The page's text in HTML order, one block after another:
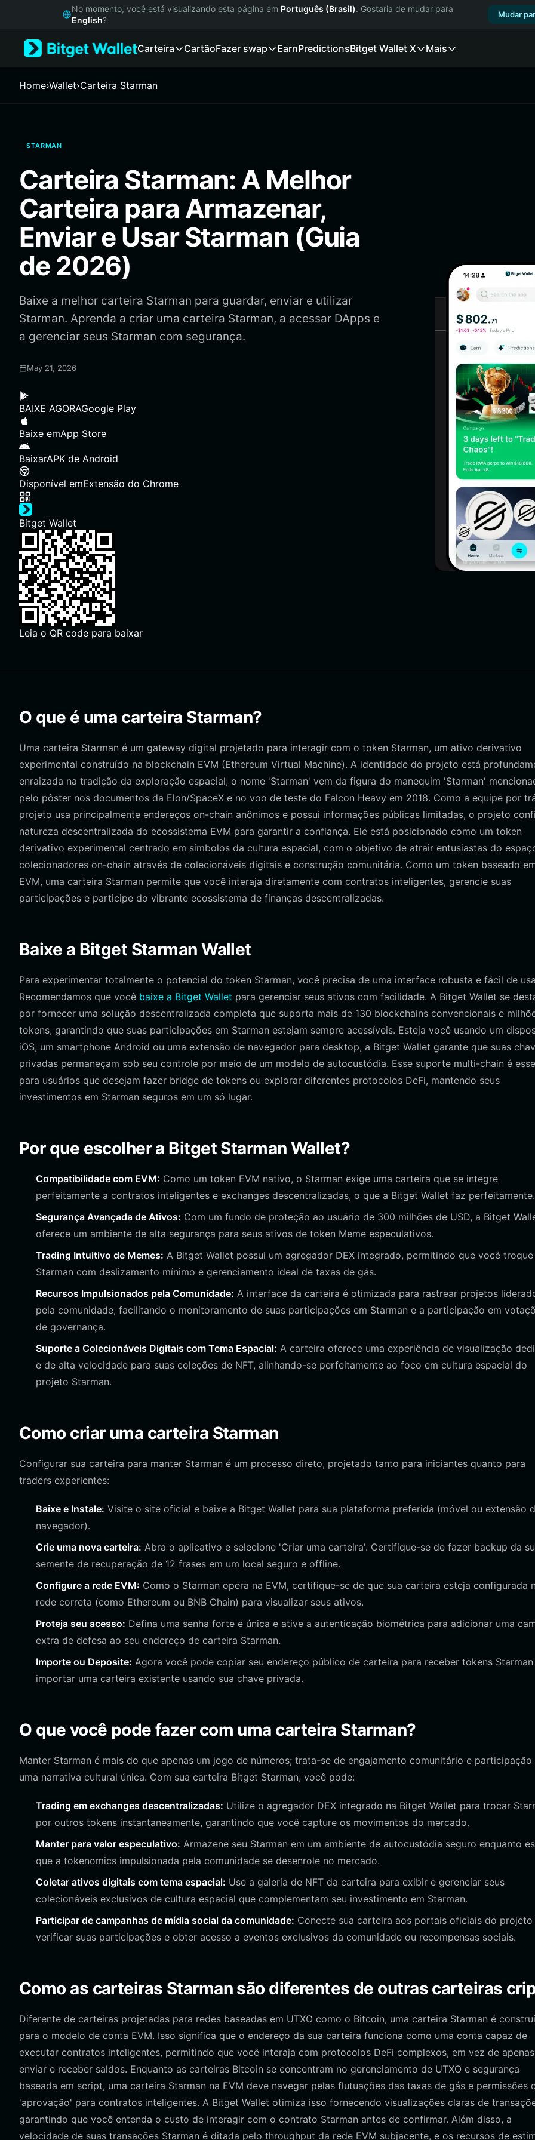
Русский
Italiano
繁體中文
Bahasa Indonesia
ภาษาไทย
Español
Português (Brasil)
Español (Argentina)
No momento, você está visualizando esta página em Português (Brasil). Gostaria de mudar para
English?
Mudar
Carteira CartãoFazer swap EarnPredictionsBitget Wallet X Mais
Home›Wallet›Carteira Starman
STARMAN
Carteira Starman: A Melhor
Carteira para Armazenar,
Enviar e Usar Starman (Guia
de 2026)
Baixe a melhor carteira Starman para guardar, enviar e utilizar
Starman. Aprenda a criar uma carteira Starman, a acessar DApps e
a gerenciar seus Starman com segurança.
May 21, 2026
BAIXE AGORAGoogle Play
Baixe emApp Store
BaixarAPK de Android
Disponível emExtensão do Chrome
Bitget Wallet
Leia o QR code para baixar
O que é uma carteira Starman?
Uma carteira Starman é um gateway digital projetado para interagir com o token Starman, um ativo derivativo
experimental construído na blockchain EVM (Ethereum Virtual Machine). A identidade do projeto está
enraizada na tradição da exploração espacial; o nome 'Starman' vem da figura do manequim 'Starman'
pelo pôster nos documentos da Elon/SpaceX e no voo de teste do Falcon Heavy em 2018. Como a equipe por
projeto usa principalmente endereços on-chain anônimos e possui informações públicas limitadas, o projeto
natureza descentralizada do ecossistema EVM para garantir a confiança. Ele está posicionado como um token
derivativo experimental centrado em símbolos da cultura espacial, com o objetivo de atrair entusiastas do
colecionadores on-chain através de colecionáveis digitais e construção comunitária. Como um token baseado
EVM, uma carteira Starman permite que você interaja diretamente com contratos inteligentes, gerencie suas
participações e participe do vibrante ecossistema de finanças descentralizadas.
Baixe a Bitget Starman Wallet
Para experimentar totalmente o potencial do token Starman, você precisa de uma interface robusta e fácil de
Recomendamos que você baixe a Bitget Wallet para gerenciar seus ativos com facilidade. A Bitget Wallet se
por fornecer uma solução descentralizada completa que suporta mais de 130 blockchains convencionais e
tokens, garantindo que suas participações em Starman estejam sempre acessíveis. Esteja você usando um
iOS, um smartphone Android ou uma extensão de navegador para desktop, a Bitget Wallet garante que suas
privadas permaneçam sob seu controle por meio de um modelo de autocustódia. Esse suporte multi-chain é
para usuários que desejam fazer bridge de tokens ou explorar diferentes protocolos DeFi, mantendo seus
investimentos em Starman seguros em um só lugar.
Por que escolher a Bitget Starman Wallet?
Compatibilidade com EVM: Como um token EVM nativo, o Starman exige uma carteira que se integre
perfeitamente a contratos inteligentes e exchanges descentralizadas, o que a Bitget Wallet faz perfeitamente.
Segurança Avançada de Ativos: Com um fundo de proteção ao usuário de 300 milhões de USD, a Bitget
oferece um ambiente de alta segurança para seus ativos de token Meme especulativos.
Trading Intuitivo de Memes: A Bitget Wallet possui um agregador DEX integrado, permitindo que você troque
Starman com deslizamento mínimo e gerenciamento ideal de taxas de gás.
Recursos Impulsionados pela Comunidade: A interface da carteira é otimizada para rastrear projetos
pela comunidade, facilitando o monitoramento de suas participações em Starman e a participação em
de governança.
Suporte a Colecionáveis Digitais com Tema Espacial: A carteira oferece uma experiência de visualização
e de alta velocidade para suas coleções de NFT, alinhando-se perfeitamente ao foco em cultura espacial do
projeto Starman.
Como criar uma carteira Starman
Configurar sua carteira para manter Starman é um processo direto, projetado tanto para iniciantes quanto para
traders experientes:
Baixe e Instale: Visite o site oficial e baixe a Bitget Wallet para sua plataforma preferida (móvel ou extensão
navegador).
Crie uma nova carteira: Abra o aplicativo e selecione 'Criar uma carteira'. Certifique-se de fazer backup da
semente de recuperação de 12 frases em um local seguro e offline.
Configure a rede EVM: Como o Starman opera na EVM, certifique-se de que sua carteira esteja configurada
rede correta (como Ethereum ou BNB Chain) para visualizar seus ativos.
Proteja seu acesso: Defina uma senha forte e única e ative a autenticação biométrica para adicionar uma
extra de defesa ao seu endereço de carteira Starman.
Importe ou Deposite: Agora você pode copiar seu endereço público de carteira para receber tokens Starman
importar uma carteira existente usando sua chave privada.
O que você pode fazer com uma carteira Starman?
Manter Starman é mais do que apenas um jogo de números; trata-se de engajamento comunitário e participação
uma narrativa cultural única. Com sua carteira Bitget Starman, você pode:
Trading em exchanges descentralizadas: Utilize o agregador DEX integrado na Bitget Wallet para trocar
por outros tokens instantaneamente, garantindo que você capture os movimentos do mercado.
Manter para valor especulativo: Armazene seu Starman em um ambiente de autocustódia seguro enquanto
que a tokenomics impulsionada pela comunidade se desenrole no mercado.
Coletar ativos digitais com tema espacial: Use a galeria de NFT da carteira para exibir e gerenciar seus
colecionáveis exclusivos de cultura espacial que complementam seu investimento em Starman.
Participar de campanhas de mídia social da comunidade: Conecte sua carteira aos portais oficiais do projeto
verificar suas participações e obter acesso a eventos exclusivos da comunidade ou recompensas sociais.
Como as carteiras Starman são diferentes de outras carteiras
Diferente de carteiras projetadas para redes baseadas em UTXO como o Bitcoin, uma carteira Starman é
para o modelo de conta EVM. Isso significa que o endereço da sua carteira funciona como uma conta capaz de
executar contratos inteligentes, permitindo que você interaja com protocolos DeFi complexos, em vez de apenas
enviar e receber saldos. Enquanto as carteiras Bitcoin se concentram no gerenciamento de UTXO e segurança
baseada em script, uma carteira Starman na EVM deve navegar pelas flutuações das taxas de gás e permissões
'aprovação' para contratos inteligentes. A Bitget Wallet otimiza isso fornecendo visualizações claras de
garantindo que você entenda o custo de interagir com o contrato Starman antes de confirmar. Além disso, a
velocidade de suas transações Starman é ditada pelo throughput da rede EVM subjacente, e os recursos de